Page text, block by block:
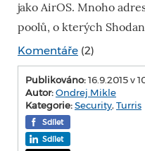
jako AirOS. Mnoho
poolů, o kterých
Komentáře (2)
Publikováno:16.9.2015 v
Autor:Ondrej Mikle
Kategorie:Security, Turris
Sdílet
Sdílet